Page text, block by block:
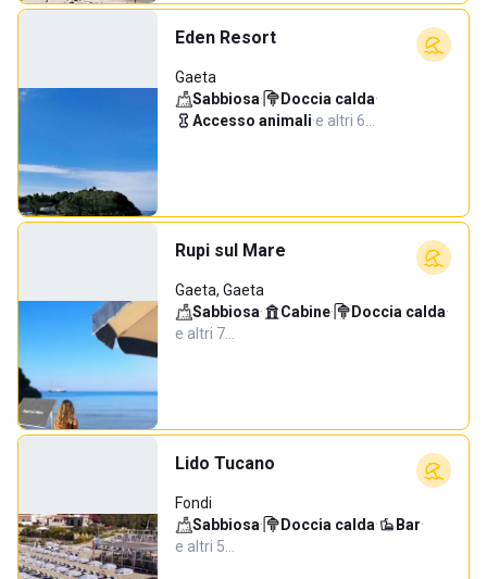
Eden Resort
Gaeta
Sabbiosa· Doccia calda·
Accesso animali·e altri 6…
Rupi sul Mare
Gaeta, Gaeta
Sabbiosa· Cabine· Doccia calda·
e altri 7…
Lido Tucano
Fondi
Sabbiosa· Doccia calda· Bar·
e altri 5…